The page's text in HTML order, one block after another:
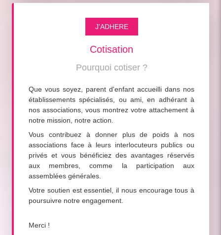
J'ADHERE
Cotisation
Pourquoi cotiser ?
Que vous soyez, parent d'enfant accueilli dans nos
établissements spécialisés, ou ami, en adhérant à
nos associations, vous montrez votre attachement à
notre mission, notre action.
Vous contribuez à donner plus de poids à nos
associations face à leurs interlocuteurs publics ou
privés et vous bénéficiez des avantages réservés
aux membres, comme la participation aux
assemblées générales.
Votre soutien est essentiel, il nous encourage tous à
poursuivre notre engagement.
Merci !